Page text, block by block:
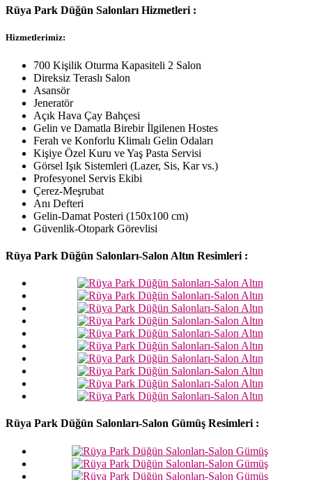
Rüya Park Düğün Salonları Hizmetleri :
Hizmetlerimiz:
700 Kişilik Oturma Kapasiteli 2 Salon
Direksiz Teraslı Salon
Asansör
Jeneratör
Açık Hava Çay Bahçesi
Gelin ve Damatla Birebir İlgilenen Hostes
Ferah ve Konforlu Klimalı Gelin Odaları
Kişiye Özel Kuru ve Yaş Pasta Servisi
Görsel Işık Sistemleri (Lazer, Sis, Kar vs.)
Profesyonel Servis Ekibi
Çerez-Meşrubat
Anı Defteri
Gelin-Damat Posteri (150x100 cm)
Güvenlik-Otopark Görevlisi
Rüya Park Düğün Salonları-Salon Altın Resimleri :
Rüya Park Düğün Salonları-Salon Gümüş Resimleri :